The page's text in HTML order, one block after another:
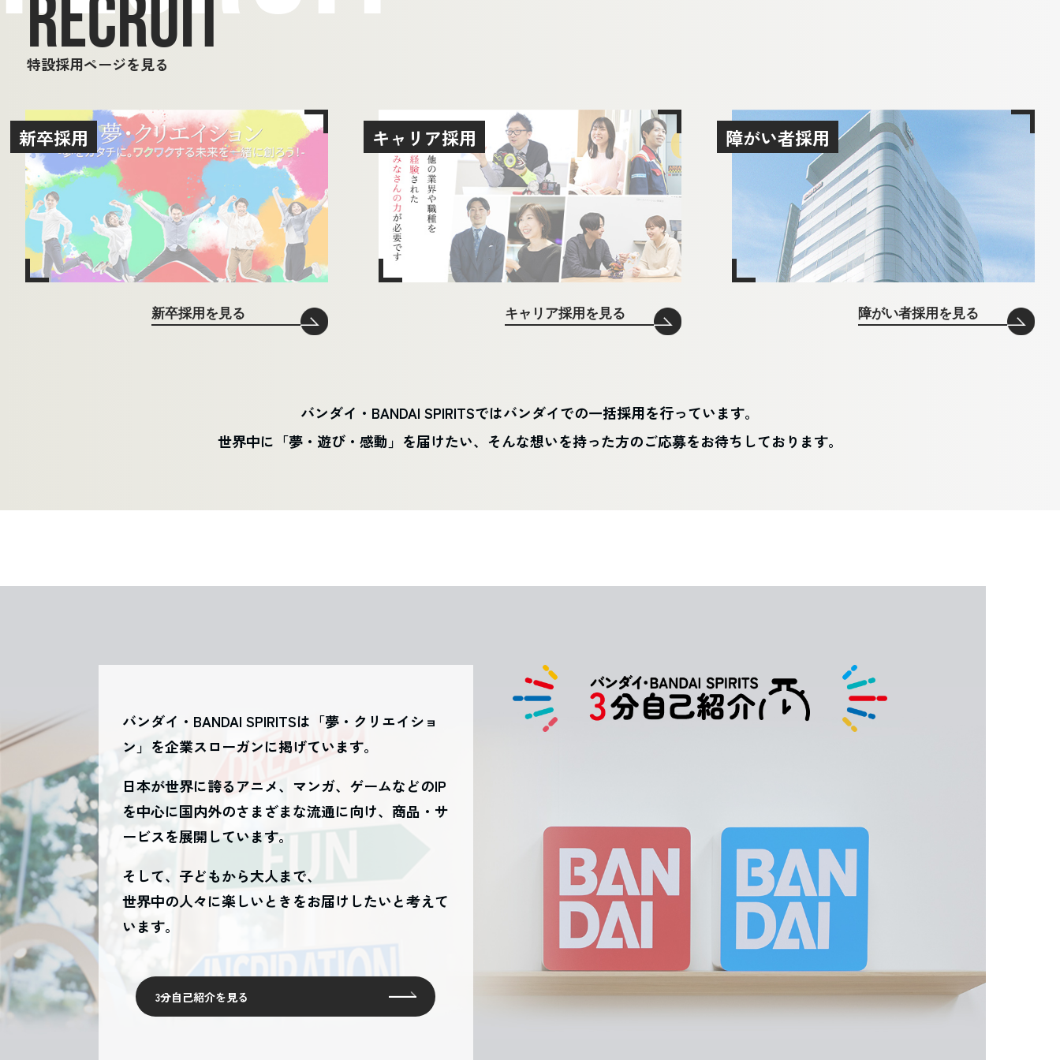
RECRUIT
特設採用ページを見る
新卒採用
新卒採用を見る
キャリア採用
キャリア採用を見る
障がい者採用
障がい者採用を見る
バンダイ・BANDAI SPIRITSではバンダイでの一括採用を行っています。
世界中に「夢・遊び・感動」を届けたい、そんな想いを持った方のご応募をお待ちしております。
バンダイ・BANDAI SPIRITSは 「夢・クリエイショ
ン」を企業スローガンに掲げています。
日本が世界に誇るアニメ、マンガ、 ゲームなどのIP
を中心に国内外のさまざまな流通に向け、 商品・サ
ービスを展開しています。
そして、子どもから大人まで、
世界中の人々に楽しいときをお届けしたいと考えて
います。
3分自己紹介を見る